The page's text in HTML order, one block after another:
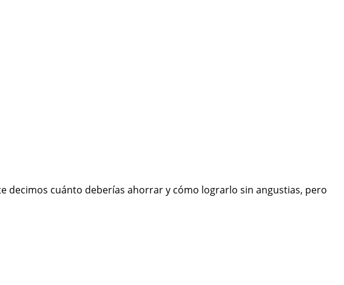
decimos cuánto deberías ahorrar y cómo lograrlo sin angustias, pero